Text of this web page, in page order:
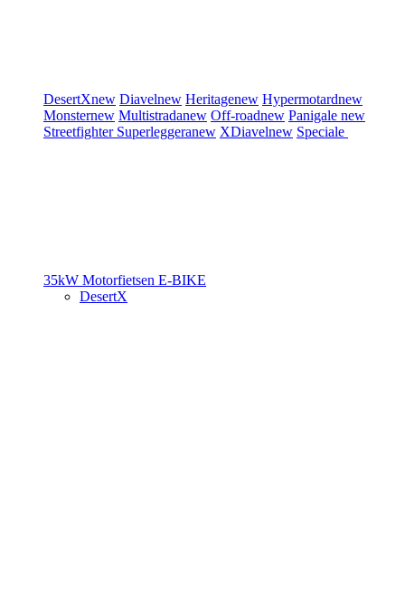
DesertXnew Diavelnew Heritagenew Hypermotardnew
Monsternew Multistradanew Off-roadnew Panigale new
Streetfighter Superleggeranew XDiavelnew Speciale
35kW Motorfietsen E-BIKE
DesertX